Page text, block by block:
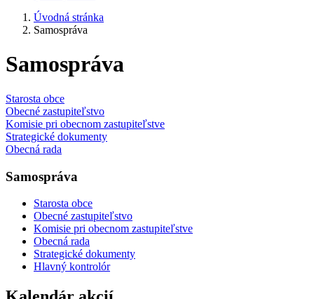
Úvodná stránka
Samospráva
Samospráva
Starosta obce
Obecné zastupiteľstvo
Komisie pri obecnom zastupiteľstve
Strategické dokumenty
Obecná rada
Samospráva
Starosta obce
Obecné zastupiteľstvo
Komisie pri obecnom zastupiteľstve
Obecná rada
Strategické dokumenty
Hlavný kontrolór